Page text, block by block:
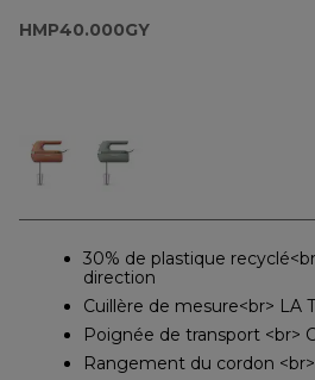
HMP40.000GY
30% de plastique
direction
Cuillère de mesure<br> LA
Poignée de transport <br>
Rangement du cordon <br>